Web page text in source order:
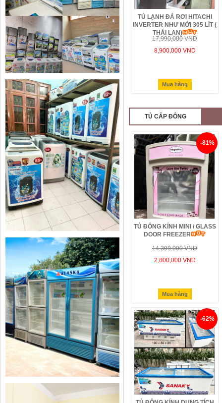
TỦ LẠNH ĐÁ RƠI HITACHI
INVERTER NHƯ MỚI 305 LÍT (
THÁI LAN)
17,990,000 VND
8,900,000 VND
Mua hàng
TỦ CẤP ĐÔNG
-81%
TỦ ĐÔNG KÍNH MINI / GLASS
DOOR FREEZER
14,399,000 VND
2,800,000 VND
Mua hàng
-62%